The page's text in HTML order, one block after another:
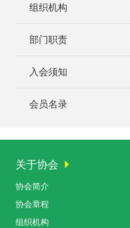
组织机构
部门职责
入会须知
会员名录
关于协会
协会简介
协会章程
组织机构